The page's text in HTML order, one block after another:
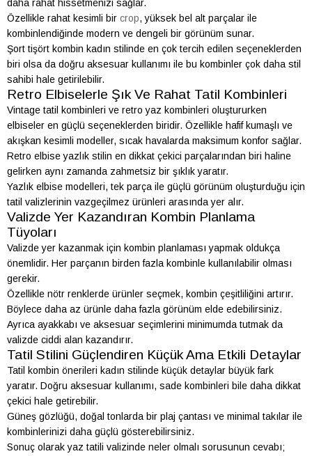
daha rahat hissetmenizi sağlar.
Özellikle rahat kesimli bir crop, yüksek bel alt parçalar ile
kombinlendiğinde modern ve dengeli bir görünüm sunar.
Şort tişört kombin kadın stilinde en çok tercih edilen seçeneklerden
biri olsa da doğru aksesuar kullanımı ile bu kombinler çok daha stil
sahibi hale getirilebilir.
Retro Elbiselerle Şık Ve Rahat Tatil Kombinleri
Vintage tatil kombinleri ve retro yaz kombinleri oluştururken
elbiseler en güçlü seçeneklerden biridir. Özellikle hafif kumaşlı ve
akışkan kesimli modeller, sıcak havalarda maksimum konfor sağlar.
Retro elbise yazlık stilin en dikkat çekici parçalarından biri haline
gelirken aynı zamanda zahmetsiz bir şıklık yaratır.
Yazlık elbise modelleri, tek parça ile güçlü görünüm oluşturduğu için
tatil valizlerinin vazgeçilmez ürünleri arasında yer alır.
Valizde Yer Kazandıran Kombin Planlama
Tüyoları
Valizde yer kazanmak için kombin planlaması yapmak oldukça
önemlidir. Her parçanın birden fazla kombinle kullanılabilir olması
gerekir.
Özellikle nötr renklerde ürünler seçmek, kombin çeşitliliğini artırır.
Böylece daha az ürünle daha fazla görünüm elde edebilirsiniz.
Ayrıca ayakkabı ve aksesuar seçimlerini minimumda tutmak da
valizde ciddi alan kazandırır.
Tatil Stilini Güçlendiren Küçük Ama Etkili Detaylar
Tatil kombin önerileri kadın stilinde küçük detaylar büyük fark
yaratır. Doğru aksesuar kullanımı, sade kombinleri bile daha dikkat
çekici hale getirebilir.
Güneş gözlüğü, doğal tonlarda bir plaj çantası ve minimal takılar ile
kombinlerinizi daha güçlü gösterebilirsiniz.
Sonuç olarak yaz tatili valizinde neler olmalı sorusunun cevabı;